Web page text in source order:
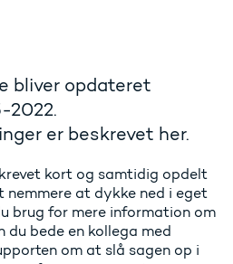
bliver opdateret
2022.
er beskrevet her.
kort og samtidig opdelt
nemmere at dykke ned i eget
brug for mere information om
du bede en kollega med
om at slå sagen op i